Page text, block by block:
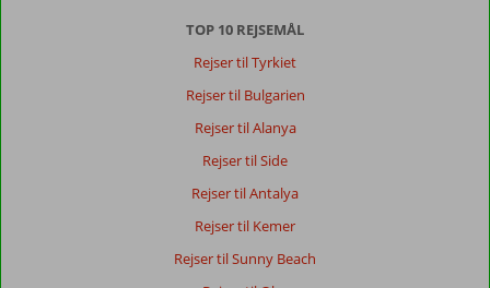
TOP 10 REJSEMÅL
Rejser til Tyrkiet
Rejser til Bulgarien
Rejser til Alanya
Rejser til Side
Rejser til Antalya
Rejser til Kemer
Rejser til Sunny Beach